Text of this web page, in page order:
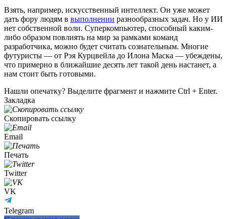
Взять, например, искусственный интеллект. Он уже может
дать фору людям в выполнении разнообразных задач. Но у ИИ
нет собственной воли. Суперкомпьютер, способный каким-
либо образом повлиять на мир за рамками команд
разработчика, можно будет считать сознательным. Многие
футуристы — от Рэя Курцвейла до Илона Маска — убеждены,
что примерно в ближайшие десять лет такой день настанет, а
нам стоит быть готовыми.
Нашли опечатку? Выделите фрагмент и нажмите Ctrl + Enter.
Закладка
Скопировать ссылку
Email
Печать
Twitter
VK
Telegram